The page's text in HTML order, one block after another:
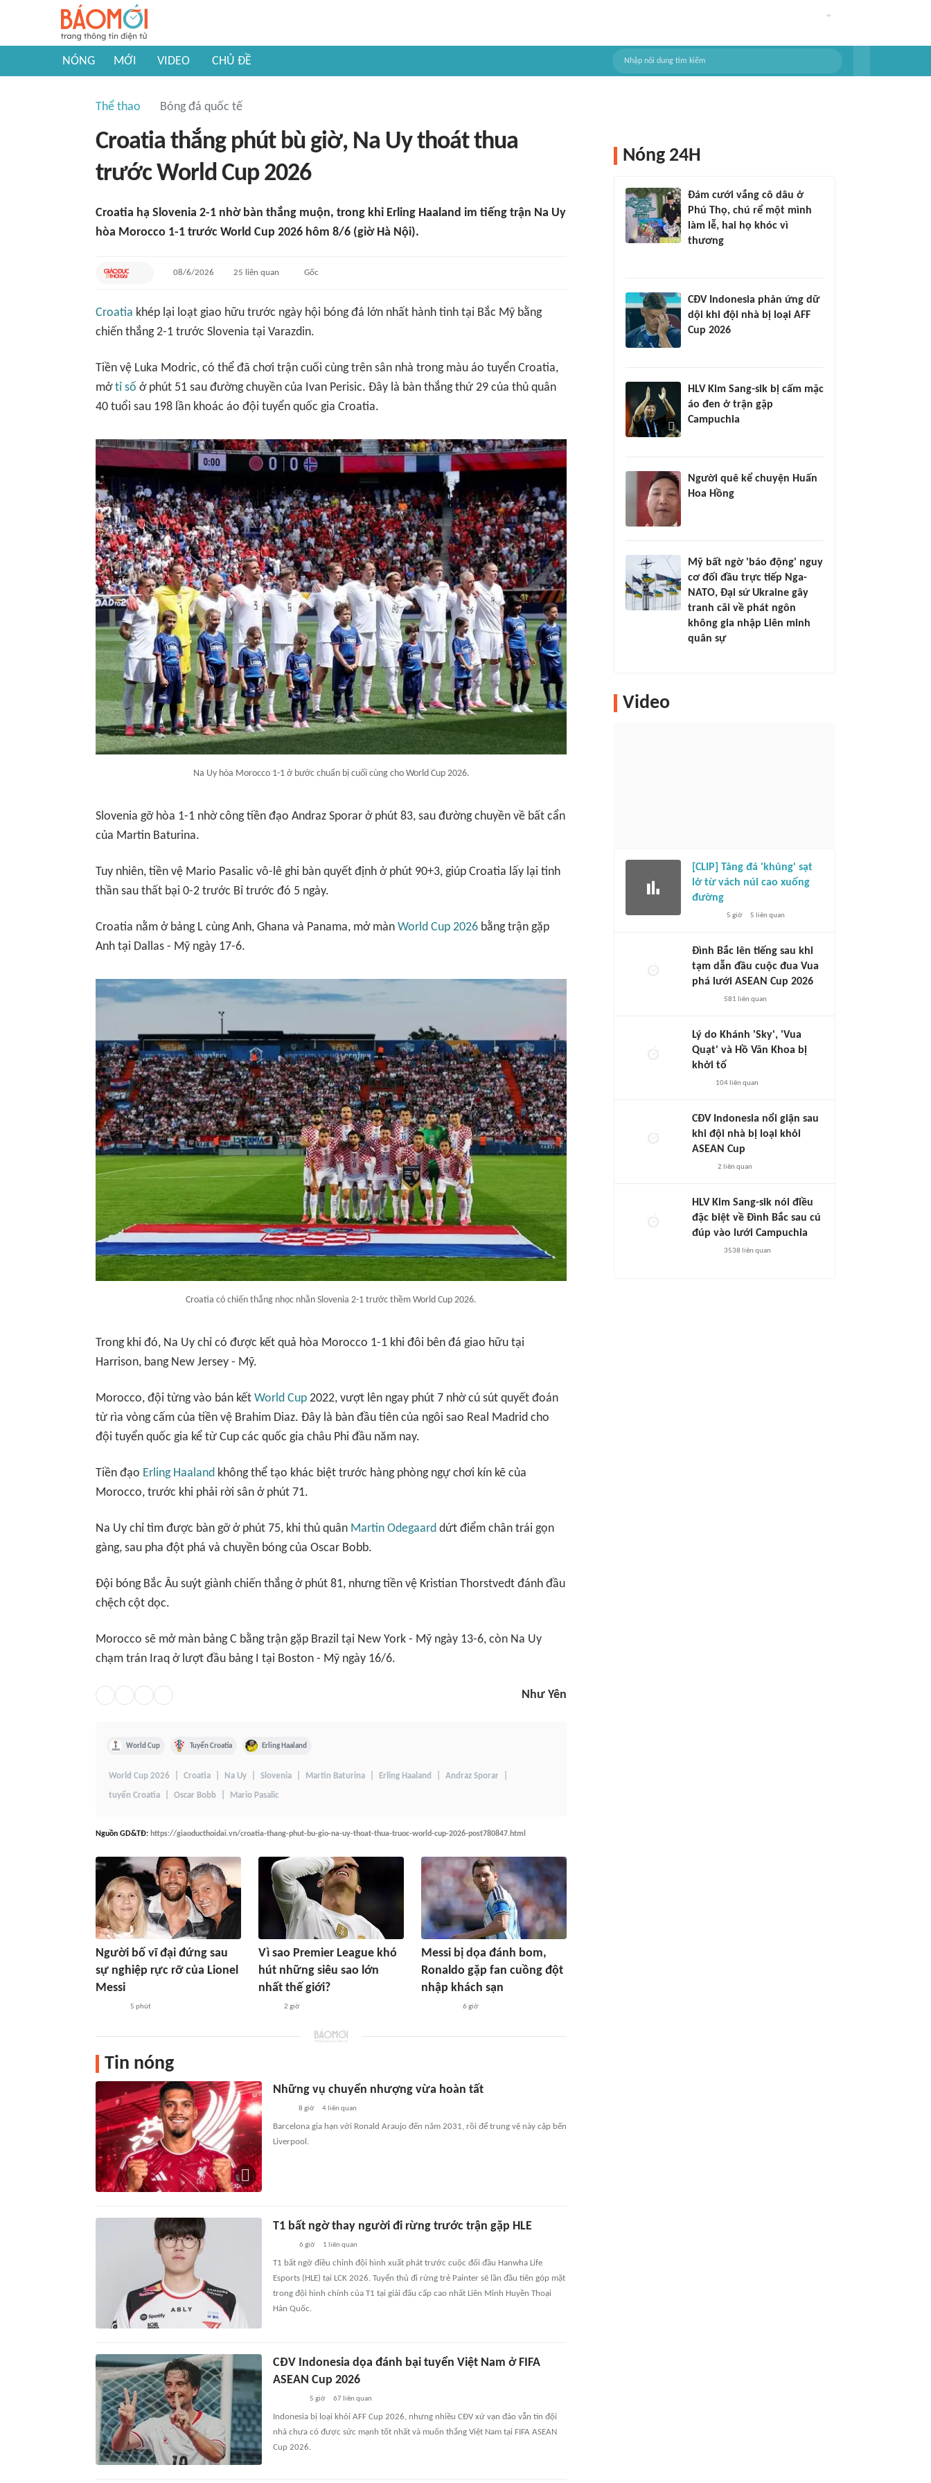
NÓNG MỚI VIDEO CHỦ ĐỀ
Thể thao Bóng đá quốc tế
Croatia thắng phút bù giờ, Na Uy thoát thua
trước World Cup 2026
Croatia hạ Slovenia 2-1 nhờ bàn thắng muộn, trong khi Erling Haaland im tiếng trận Na Uy
hòa Morocco 1-1 trước World Cup 2026 hôm 8/6 (giờ Hà Nội).
08/6/2026 25 liên quan Gốc
Croatia khép lại loạt giao hữu trước ngày hội bóng đá lớn nhất hành tinh tại Bắc Mỹ bằng
chiến thắng 2-1 trước Slovenia tại Varazdin.
Tiền vệ Luka Modric, có thể đã chơi trận cuối cùng trên sân nhà trong màu áo tuyển Croatia,
mởtỉ số ở phút 51 sau đường chuyền của Ivan Perisic. Đây là bàn thắng thứ 29 của thủ quân
40 tuổi sau 198 lần khoác áo đội tuyển quốc gia Croatia.
Na Uy hòa Morocco 1-1 ở bước chuẩn bị cuối cùng cho World Cup 2026.
Slovenia gỡ hòa 1-1 nhờ công tiền đạo Andraz Sporar ở phút 83, sau đường chuyền về bất cẩn
của Martin Baturina.
Tuy nhiên, tiền vệ Mario Pasalic vô-lê ghi bàn quyết định ở phút 90+3, giúp Croatia lấy lại tinh
thần sau thất bại 0-2 trước Bỉ trước đó 5 ngày.
Croatia nằm ở bảng L cùng Anh, Ghana và Panama, mở màn World Cup 2026 bằng trận gặp
Anh tại Dallas - Mỹ ngày 17-6.
Croatia có chiến thắng nhọc nhằn Slovenia 2-1 trước thềm World Cup 2026.
Trong khi đó, Na Uy chỉ có được kết quả hòa Morocco 1-1 khi đôi bên đá giao hữu tại
Harrison, bang New Jersey - Mỹ.
Morocco, đội từng vào bán kết World Cup 2022, vượt lên ngay phút 7 nhờ cú sút quyết đoán
từ rìa vòng cấm của tiền vệ Brahim Diaz. Đây là bàn đầu tiên của ngôi sao Real Madrid cho
đội tuyển quốc gia kể từ Cup các quốc gia châu Phi đầu năm nay.
Tiền đạo Erling Haaland không thể tạo khác biệt trước hàng phòng ngự chơi kín kẽ của
Morocco, trước khi phải rời sân ở phút 71.
Na Uy chỉ tìm được bàn gỡ ở phút 75, khi thủ quân Martin Odegaard dứt điểm chân trái gọn
gàng, sau pha đột phá và chuyền bóng của Oscar Bobb.
Đội bóng Bắc Âu suýt giành chiến thắng ở phút 81, nhưng tiền vệ Kristian Thorstvedt đánh đầu
chệch cột dọc.
Morocco sẽ mở màn bảng C bằng trận gặp Brazil tại New York - Mỹ ngày 13-6, còn Na Uy
chạm trán Iraq ở lượt đầu bảng I tại Boston - Mỹ ngày 16/6.
Như Yên
World Cup Tuyển Croatia Erling Haaland
World Cup 2026 Croatia Na Uy Slovenia Martin Baturina Erling Haaland Andraz Sporar
tuyển Croatia Oscar Bobb Mario Pasalic
Nguồn GD&TĐ: https://giaoducthoidai.vn/croatia-thang-phut-bu-gio-na-uy-thoat-thua-truoc-world-cup-2026-post780847.html
Người bố vĩ đại đứng sau
sự nghiệp rực rỡ của Lionel
Messi
5 phút
Vì sao Premier League khó
hút những siêu sao lớn
nhất thế giới?
2 giờ
Messi bị dọa đánh bom,
Ronaldo gặp fan cuồng đột
nhập khách sạn
6 giờ
Tin nóng
Những vụ chuyển nhượng vừa hoàn tất
8 giờ 4liên quan
Barcelona gia hạn với Ronald Araujo đến năm 2031, rồi để trung vệ này cập bến
Liverpool.
T1 bất ngờ thay người đi rừng trước trận gặp HLE
6 giờ 1 liên quan
T1 bất ngờ điều chỉnh đội hình xuất phát trước cuộc đối đầu Hanwha Life
Esports (HLE) tại LCK 2026. Tuyển thủ đi rừng trẻ Painter sẽ lần đầu tiên góp mặt
trong đội hình chính của T1 tại giải đấu cấp cao nhất Liên Minh Huyền Thoại
Hàn Quốc.
CĐV Indonesia dọa đánh bại tuyển Việt Nam ở FIFA
ASEAN Cup 2026
5 giờ 67liên quan
Indonesia bị loại khỏi AFF Cup 2026, nhưng nhiều CĐV xứ vạn đảo vẫn tin đội
nhà chưa có được sức mạnh tốt nhất và muốn thắng Việt Nam tại FIFA ASEAN
Cup 2026.
Nóng 24H
Đám cưới vắng cô dâu ở
Phú Thọ, chú rể một mình
làm lễ, hai họ khóc vì
thương
CĐV Indonesia phản ứng dữ
dội khi đội nhà bị loại AFF
Cup 2026
HLV Kim Sang-sik bị cấm mặc
áo đen ở trận gặp
Campuchia
Người quê kể chuyện Huấn
Hoa Hồng
Mỹ bất ngờ 'báo động' nguy
cơ đối đầu trực tiếp Nga-
NATO, Đại sứ Ukraine gây
tranh cãi về phát ngôn
không gia nhập Liên minh
quân sự
Video
[CLIP] Tảng đá 'khủng' sạt
lở từ vách núi cao xuống
đường
5 giờ 5 liên quan
Đình Bắc lên tiếng sau khi
tạm dẫn đầu cuộc đua Vua
phá lưới ASEAN Cup 2026
581 liên quan
Lý do Khánh 'Sky', 'Vua
Quạt' và Hồ Văn Khoa bị
khởi tố
104liên quan
CĐV Indonesia nổi giận sau
khi đội nhà bị loại khỏi
ASEAN Cup
2 liên quan
HLV Kim Sang-sik nói điều
đặc biệt về Đình Bắc sau cú
đúp vào lưới Campuchia
3538 liên quan